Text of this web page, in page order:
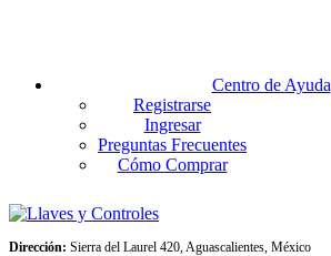
Centro de Ayuda
Registrarse
Ingresar
Preguntas Frecuentes
Cómo Comprar
Dirección: Sierra del Laurel 420, Aguascalientes, México